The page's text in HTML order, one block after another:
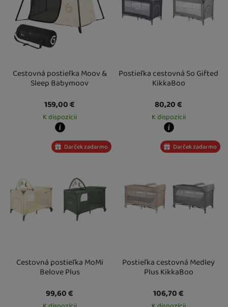
Cestovná postieľka Moov &
Sleep Babymoov
159,00€
K dispozícii
Kdy zboží dostanete?
Osobný odber vo výdajnom mieste
Postieľka cestovná So Gifted
KikkaBoo
80,20€
K dispozícii
Kdy zboží dostanete?
Osobný odber vo výdajnom mieste
Darček zadarmo
Cestovná postieľka MoMi
Belove Plus
99,60€
Darček zadarmo
Postieľka cestovná Medley
Plus KikkaBoo
106,70€